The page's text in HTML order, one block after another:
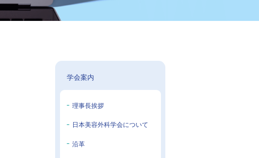
学会案内
理事長挨拶
日本美容外科学会について
沿革